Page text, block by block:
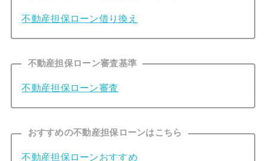
不動産担保ローン借り換え
不動産担保ローン審査基準
不動産担保ローン審査
おすすめの不動産担保ローンはこちら
不動産担保ローンおすすめ